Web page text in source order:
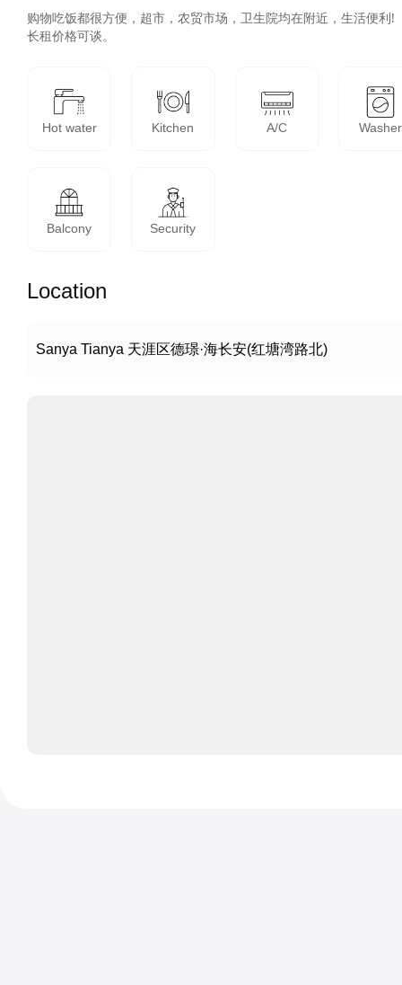
购物吃饭都很方便，超市，农贸市场，卫生院均在附近，生活便利!
长租价格可谈。
Hot water Kitchen A/C Washer
Balcony Security
Location
Sanya Tianya 天涯区德璟·海长安(红塘湾路北)